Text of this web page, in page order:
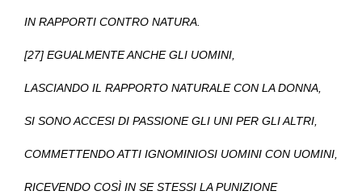
IN RAPPORTI CONTRO NATURA.
[27] EGUALMENTE ANCHE GLI UOMINI,
LASCIANDO IL RAPPORTO NATURALE CON LA DONNA,
SI SONO ACCESI DI PASSIONE GLI UNI PER GLI ALTRI,
COMMETTENDO ATTI IGNOMINIOSI UOMINI CON UOMINI,
RICEVENDO COSÌ IN SE STESSI LA PUNIZIONE